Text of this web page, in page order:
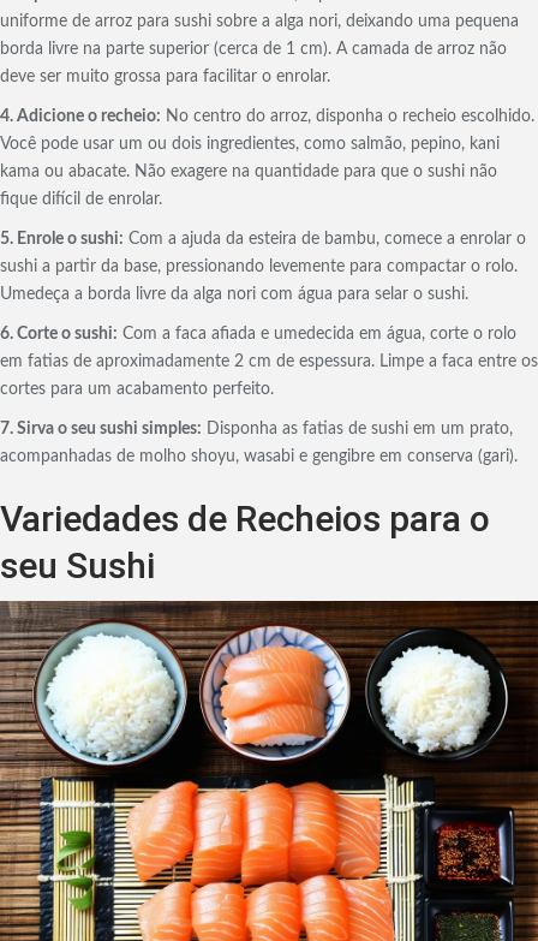
uniforme de arroz para sushi sobre a alga nori, deixando uma pequena
borda livre na parte superior (cerca de 1 cm). A camada de arroz não
deve ser muito grossa para facilitar o enrolar.
4. Adicione o recheio: No centro do arroz, disponha o recheio escolhido.
Você pode usar um ou dois ingredientes, como salmão, pepino, kani
kama ou abacate. Não exagere na quantidade para que o sushi não
fique difícil de enrolar.
5. Enrole o sushi: Com a ajuda da esteira de bambu, comece a enrolar o
sushi a partir da base, pressionando levemente para compactar o rolo.
Umedeça a borda livre da alga nori com água para selar o sushi.
6. Corte o sushi: Com a faca afiada e umedecida em água, corte o rolo
em fatias de aproximadamente 2 cm de espessura. Limpe a faca entre os
cortes para um acabamento perfeito.
7. Sirva o seu sushi simples: Disponha as fatias de sushi em um prato,
acompanhadas de molho shoyu, wasabi e gengibre em conserva (gari).
Variedades de Recheios para o
seu Sushi